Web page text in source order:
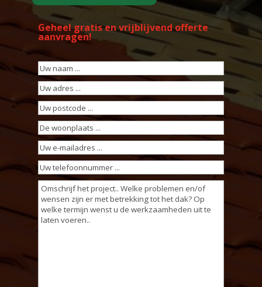
Geheel gratis en vrijblijvend offerte
aanvragen!
Uw
naam(Vereist)
Uw
adres(Vereist)
Uw
postcode(Vereist)
De
woonplaats(Vereist)
Uw
e-
mailadres(Vereist)
Uw
telefoonnummer(Vereist)
Omschrijving
werkzaamheden(Vereist)